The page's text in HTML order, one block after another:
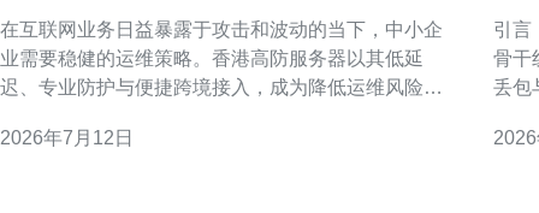
在互联网业务日益暴露于攻击和波动的当下，中小企
业需要稳健的运维策略。香港高防服务器以其低延
迟、专业防护与便捷跨境接入，成为降低运维风险的
应用。 为什么中小企业需要关注香港高防服务器 中小
2026年7月12日
引言
骨干
丢包
CN2